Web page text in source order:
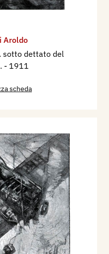
Aroldo
sotto dettato del
- 1911
scheda